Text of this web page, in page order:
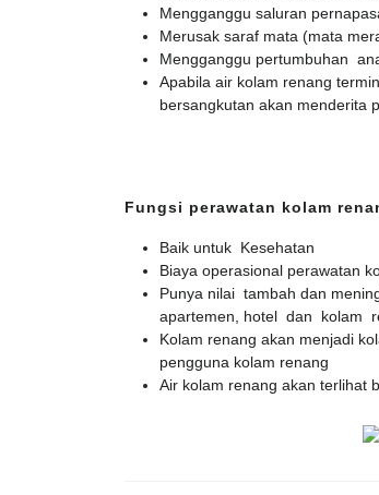
Mengganggu saluran
Merusak saraf mata (mata
Mengganggu pertumbuhan
Apabila air kolam renang
bersangkutan akan menderita
Fungsi perawatan kolam
Baik untuk Kesehatan
Biaya operasional perawatan
Punya nilai tambah dan
apartemen, hotel dan kolam
Kolam renang akan menjadi
pengguna kolam renang
Air kolam renang akan terlihat